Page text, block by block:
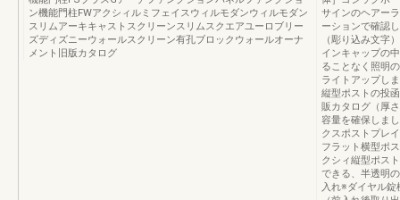
ン機能門柱FWアクシィルミフェイスウィルモダンウィルモダン
スリムアーキキャストスクリーンスリムスクエアユーロブリー
ズディズニーウォールスクリーン有孔ブロックウォールオーナ
メント旧版カタログ
サインのヘアー
ーションで確認
（彫り込み文字
インキャップの
ることなく照明
ライトアップし
縦型ポストの投
販カタログ（厚
容量を確保しま
クスポストプレ
フラット横型ポ
クシィ縦型ポス
できる、半透明
入れ※ダイヤル